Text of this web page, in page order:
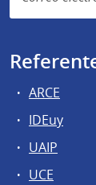
ARCE
IDEuy
UAIP
UCE